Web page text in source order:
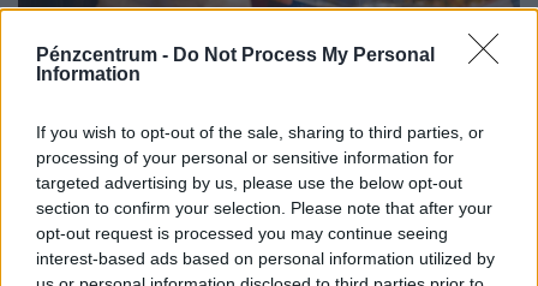
Pénzcentrum - Do Not Process My Personal
Information
If you wish to opt-out of the sale, sharing to third parties, or
processing of your personal or sensitive information for
targeted advertising by us, please use the below opt-out
section to confirm your selection. Please note that after your
opt-out request is processed you may continue seeing
interest-based ads based on personal information utilized by
Országos razzia a magyarok kedvenc
gyrososainál és ázsiai büféinél: milliókat